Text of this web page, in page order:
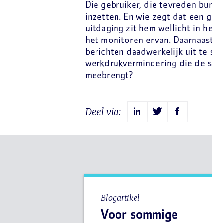
Die gebruiker, die tevreden
inzetten. En wie zegt dat een
uitdaging zit hem wellicht in
het monitoren ervan.
berichten daadwerkelijk uit te
werkdrukvermindering die de
meebrengt?
Deel via:
Blogartikel
Voor sommige